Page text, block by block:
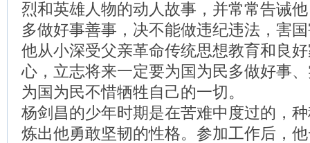
烈和英雄人物的动人故事，并常常告诫
多做好事善事，决不能做违纪违法，害
他从小深受父亲革命传统思想教育和良
心，立志将来一定要为国为民多做好事
为国为民不惜牺牲自己的一切。
杨剑昌的少年时期是在苦难中度过的，
炼出他勇敢坚韧的性格。参加工作后，